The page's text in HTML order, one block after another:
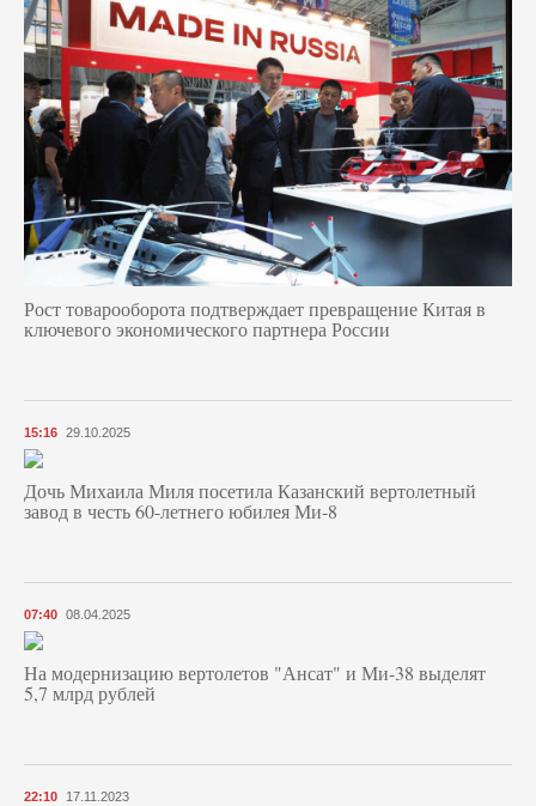
Рост товарооборота подтверждает превращение Китая в
ключевого экономического партнера России
15:16 29.10.2025
Дочь Михаила Миля посетила Казанский вертолетный
завод в честь 60-летнего юбилея Ми-8
07:40 08.04.2025
На модернизацию вертолетов "Ансат" и Ми-38 выделят
5,7 млрд рублей
22:10 17.11.2023